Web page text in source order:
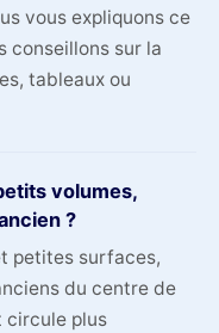
vous expliquons ce
conseillons sur la
tableaux ou
volumes,
?
petites surfaces,
du centre de
circule plus